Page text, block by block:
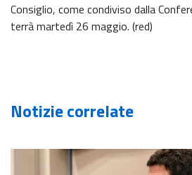
Consiglio, come condiviso dalla
terrà martedì 26 maggio. (red)
Notizie correlate